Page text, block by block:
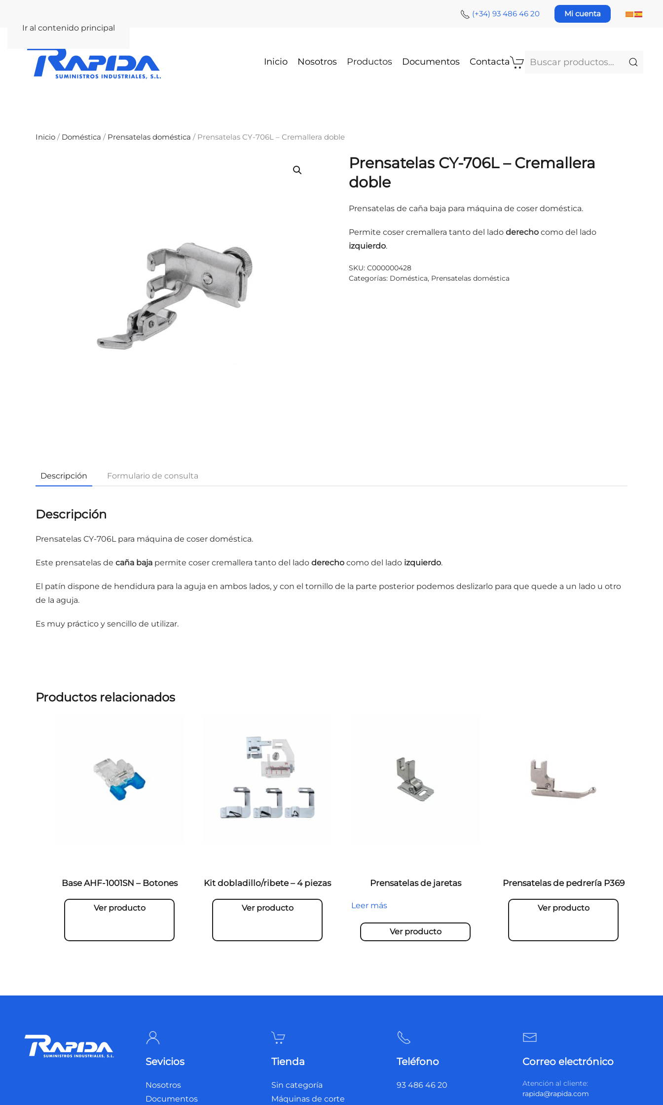
Ir al contenido principal
(+34) 93 486 46 20 Mi cuenta
Inicio Nosotros Productos Documentos Contacta
Buscar
Inicio / Doméstica / Prensatelas doméstica / Prensatelas CY-706L – Cremallera doble
Prensatelas CY-706L – Cremallera
doble
Prensatelas de caña baja para máquina de coser doméstica.
Permite coser cremallera tanto del lado derecho como del lado
izquierdo.
SKU: C000000428
Categorías: Doméstica, Prensatelas doméstica
Descripción Formulario de consulta
Descripción
Prensatelas CY-706L para máquina de coser doméstica.
Este prensatelas de caña baja permite coser cremallera tanto del lado derecho como del lado izquierdo.
El patín dispone de hendidura para la aguja en ambos lados, y con el tornillo de la parte posterior podemos deslizarlo para que quede a un lado u otro
de la aguja.
Es muy práctico y sencillo de utilizar.
Productos relacionados
Base AHF-1001SN – Botones
Ver producto
Kit dobladillo/ribete – 4 piezas
Ver producto
Prensatelas de jaretas
Leer más
Ver producto
Prensatelas de pedrería P369
Ver producto
Sevicios
Nosotros
Documentos
Tienda
Sin categoría
Máquinas de corte
Teléfono
93 486 46 20
Correo electrónico
Atención al cliente:
rapida@rapida.com